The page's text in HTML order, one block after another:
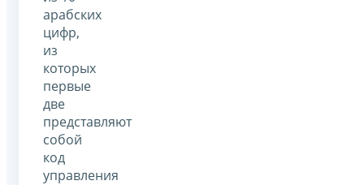
арабских
цифр,
из
которых
первые
две
представляют
собой
код
управления